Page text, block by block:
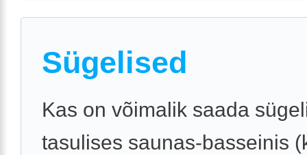
Sügelised
Kas on võimalik saada
tasulises saunas-basseinis